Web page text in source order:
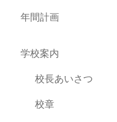
年間計画
学校案内
校長あいさつ
校章